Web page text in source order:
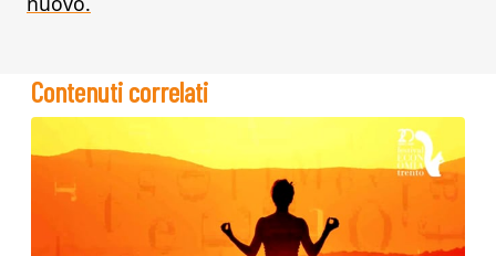
Contenuti correlati